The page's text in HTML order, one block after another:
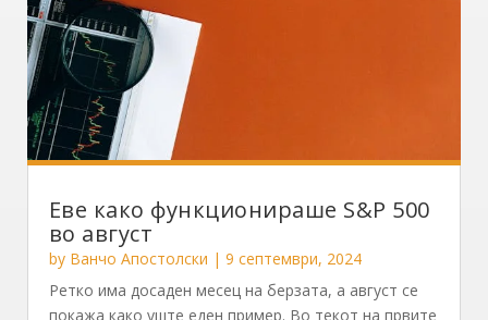
Еве како функционираше S&P 500
во август
by Ванчо Апостолски | 9 септември, 2024
Ретко има досаден месец на берзата, а август се
покажа како уште еден пример. Во текот на првите